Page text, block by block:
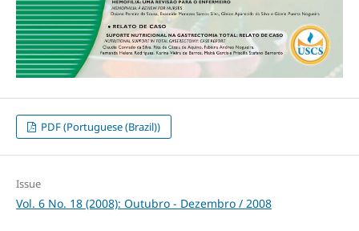
PDF (Portuguese (Brazil))
Issue
Vol. 6 No. 18 (2008): Outubro - Dezembro / 2008